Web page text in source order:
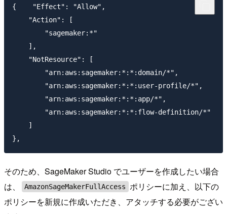
{    "Effect": "Allow",
    "Action": [
        "sagemaker:*"
    ],
    "NotResource": [
        "arn:aws:sagemaker:*:*:domain/*",
        "arn:aws:sagemaker:*:*:user-profile/*",
        "arn:aws:sagemaker:*:*:app/*",
        "arn:aws:sagemaker:*:*:flow-definition/*"
    ]
そのため、SageMaker Studio でユーザーを作成したい場合
は、
AmazonSageMakerFullAccess ポリシーに加え、以下の
ポリシーを新規に作成いただき、アタッチする必要がござい